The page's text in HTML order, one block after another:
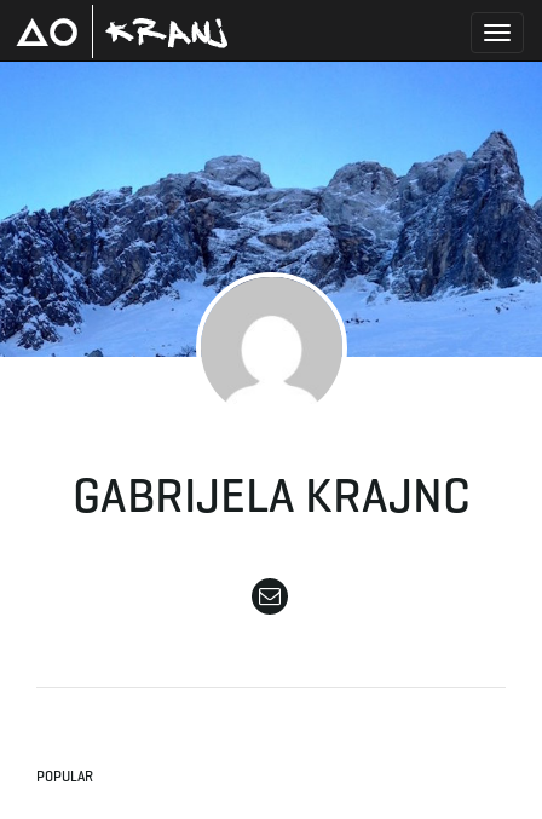
o
g
n
GABRIJELA KRAJNC
POPULAR